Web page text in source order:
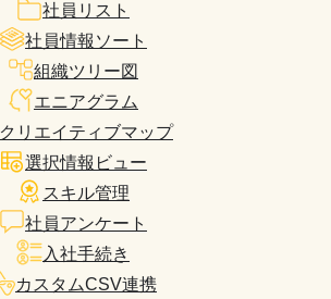
社員リスト
社員情報ソート
組織ツリー図
エニアグラム
クリエイティブマップ
選択情報ビュー
スキル管理
社員アンケート
入社手続き
カスタムCSV連携